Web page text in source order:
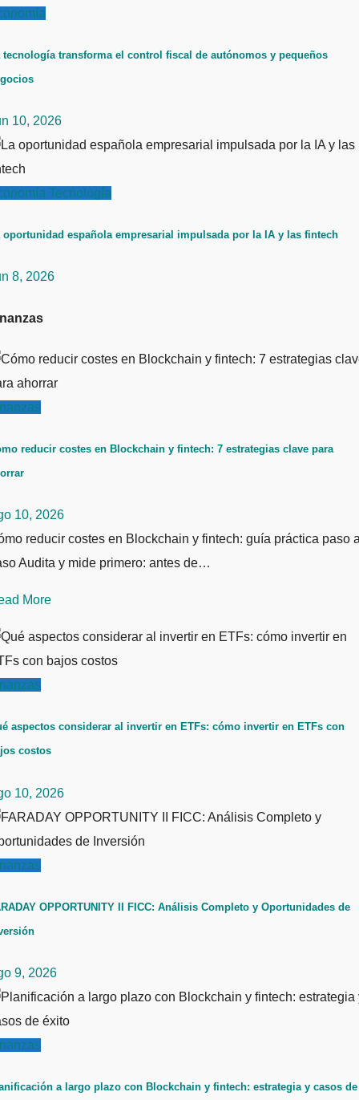
tecnología transforma el control fiscal de autónomos y pequeños
10, 2026
Tecnología
oportunidad española empresarial impulsada por la IA y las fintech
8, 2026
reducir costes en Blockchain y fintech: 7 estrategias clave para
10, 2026
reducir costes en Blockchain y fintech: guía práctica paso
Audita y mide primero: antes de…
More
aspectos considerar al invertir en ETFs: cómo invertir en ETFs con
costos
10, 2026
OPPORTUNITY II FICC: Análisis Completo y Oportunidades de
9, 2026
a largo plazo con Blockchain y fintech: estrategia y casos de